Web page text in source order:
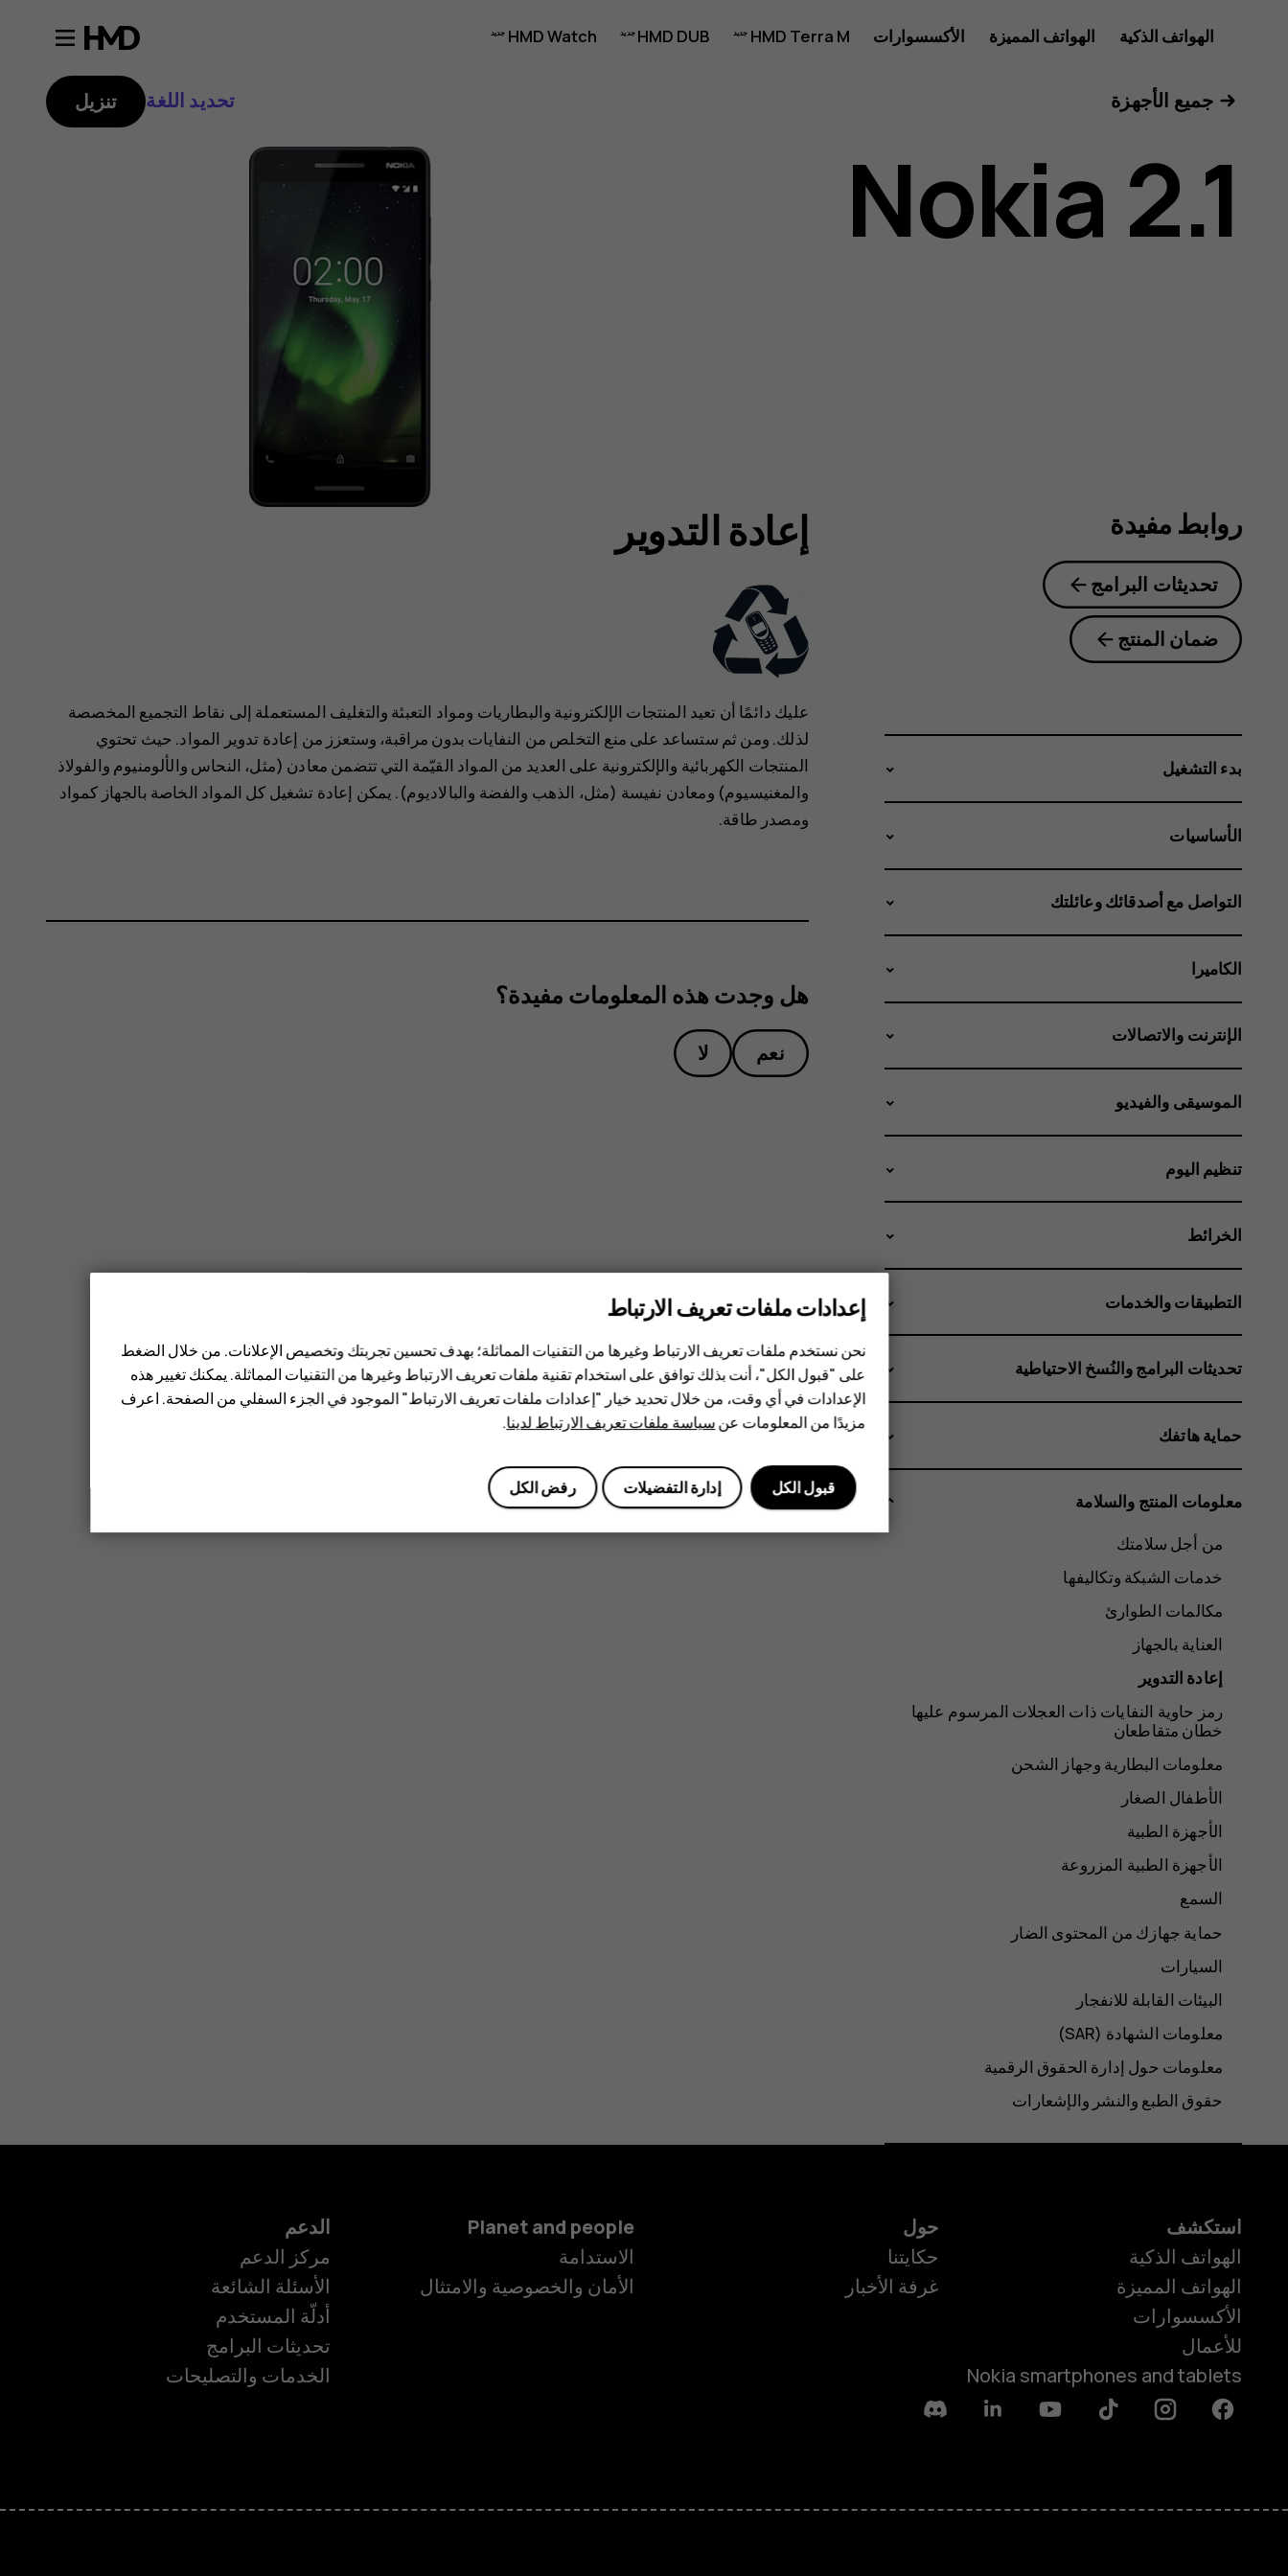
دليل
مستخدم
هاتف
الهواتف الذكية الهواتف المميزة الأكسسوارات HMD Terra M
HMD DUB
HMD Watch
الهواتف الذكية
HMD Terra M
جميع الأجهزة تحديد اللغة تنزيل
Nokia 2.1
إعادة التدوير
عليك دائمًا أن تعيد المنتجات الإلكترونية والبطاريات ومواد التعبئة والتغليف المستعملة إلى نقاط التجميع المخصصة
لذلك. ‏‫ومن ثم ستساعد على منع التخلص من النفايات بدون مراقبة، وستعزز من إعادة تدوير المواد.‬ حيث تحتوي
المنتجات الكهربائية والإلكترونية على العديد من المواد القيّمة التي تتضمن معادن (مثل، النحاس والألومنيوم والفولاذ
والمغنيسيوم) ومعادن نفيسة (مثل، الذهب والفضة والبالاديوم). يمكن إعادة تشغيل كل المواد الخاصة بالجهاز كمواد
ومصدر طاقة.
هل وجدت هذه المعلومات مفيدة؟
نعم لا
روابط مفيدة
تحديثات البرامج
ضمان المنتج
بدء التشغيل
الأساسيات
التواصل مع أصدقائك وعائلتك
الكاميرا
الإنترنت والاتصالات
الموسيقى والفيديو
تنظيم اليوم
الخرائط
التطبيقات والخدمات
تحديثات البرامج والنُسخ الاحتياطية
حماية هاتفك
معلومات المنتج والسلامة
من أجل سلامتك
خدمات الشبكة وتكاليفها
مكالمات الطوارئ
العناية بالجهاز
إعادة التدوير
رمز حاوية النفايات ذات العجلات المرسوم عليها
خطان متقاطعان
معلومات البطارية وجهاز الشحن
الأطفال الصغار
الأجهزة الطبية
الأجهزة الطبية المزروعة
السمع
حماية جهازك من المحتوى الضار
السيارات
البيئات القابلة للانفجار
معلومات الشهادة (SAR‏)
معلومات حول إدارة الحقوق الرقمية
حقوق الطبع والنشر والإشعارات
استكشف
الهواتف الذكية
الهواتف المميزة
الأكسسوارات
للأعمال
Nokia smartphones and tablets
حول
حكايتنا
غرفة الأخبار
Planet and people
الاستدامة
الأمان والخصوصية والامتثال
الدعم
مركز الدعم
الأسئلة الشائعة
أدلّة المستخدم
تحديثات البرامج
الخدمات والتصليحات
Facebook
Instagram
Tiktok
Youtube
Linkedin
Discord
إعدادات ملفات تعريف الارتباط
نحن نستخدم ملفات تعريف الارتباط وغيرها من التقنيات المماثلة؛ بهدف تحسين تجربتك وتخصيص الإعلانات. من خلال الضغط
على "قبول الكل"، أنت بذلك توافق على استخدام تقنية ملفات تعريف الارتباط وغيرها من التقنيات المماثلة. يمكنك تغيير هذه
الإعدادات في أي وقت، من خلال تحديد خيار "إعدادات ملفات تعريف الارتباط" الموجود في الجزء السفلي من الصفحة. اعرف
مزيدًا من المعلومات عنسياسة ملفات تعريف الارتباط لدينا.
رفض الكل إدارة التفضيلات قبول الكل